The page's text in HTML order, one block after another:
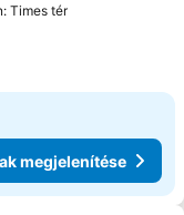
Times tér
megjelenítése